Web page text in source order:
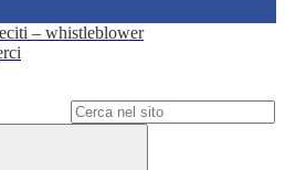
– whistleblower